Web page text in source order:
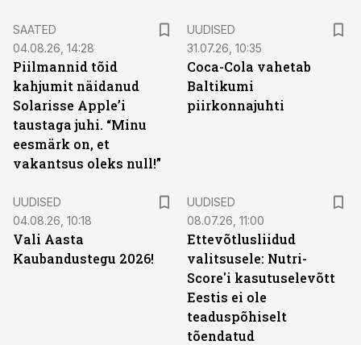
SAATED
04.08.26, 14:28
Piilmannid tõid
kahjumit näidanud
Solarisse Apple’i
taustaga juhi. “Minu
eesmärk on, et
vakantsus oleks null!”
UUDISED
31.07.26, 10:35
Coca-Cola vahetab
Baltikumi
piirkonnajuhti
UUDISED
04.08.26, 10:18
Vali Aasta
Kaubandustegu 2026!
UUDISED
08.07.26, 11:00
Ettevõtlusliidud
valitsusele: Nutri-
Score'i kasutuselevõtt
Eestis ei ole
teaduspõhiselt
tõendatud